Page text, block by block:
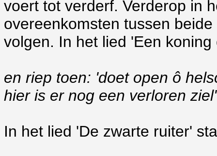
voert tot verderf. Verderop in
overeenkomsten tussen
volgen. In het lied 'Een
en riep toen: 'doet open ô
hier is er nog een verloren ziel'
In het lied 'De zwarte ruiter'